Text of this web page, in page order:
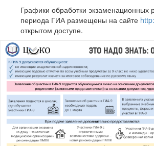
Графики обработки экзаменационных
периода ГИА размещены на сайте
открытом доступе.